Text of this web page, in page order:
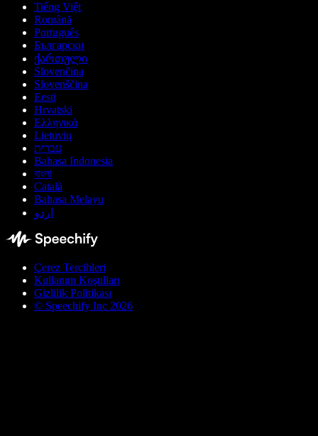
Tiếng Việt
Română
Português
Български
ქართული
Slovenčina
Slovenščina
Eesti
Hrvatski
Ελληνικά
Lietuvių
עברית
Bahasa Indonesia
বাংলা
Català
Bahasa Melayu
اردو
Çerez Tercihleri
Kullanım Koşulları
Gizlilik Politikası
© Speechify Inc 2026